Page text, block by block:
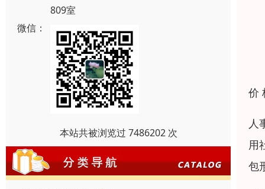
809室
微信：
本站共被浏览过 7486202 次
价
人
用
包